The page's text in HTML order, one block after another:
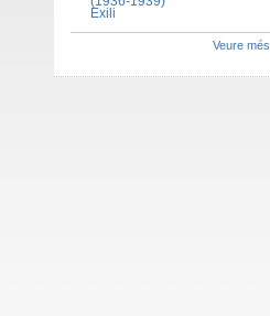
Exili
Veure més